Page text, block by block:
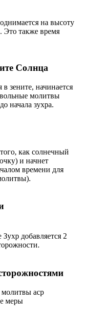
на высоту
Это также время
Солнца
зените, начинается
молитвы
начала зухра.
как солнечный
и начнет
времени для
добавляется 2
аср
меры